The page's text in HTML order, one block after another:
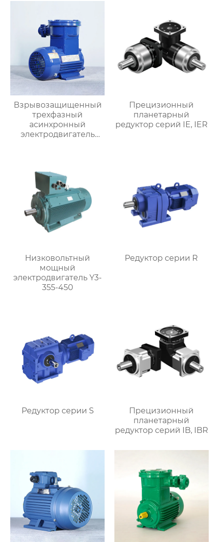
Взрывозащищенный
трехфазный
асинхронный
электродвигатель
Прецизионный
планетарный
редуктор серий IE, IER
Низковольтный
мощный
электродвигатель Y3-
355-450
Редуктор серии R
Редуктор серии S
Прецизионный
планетарный
редуктор серий IB, IBR